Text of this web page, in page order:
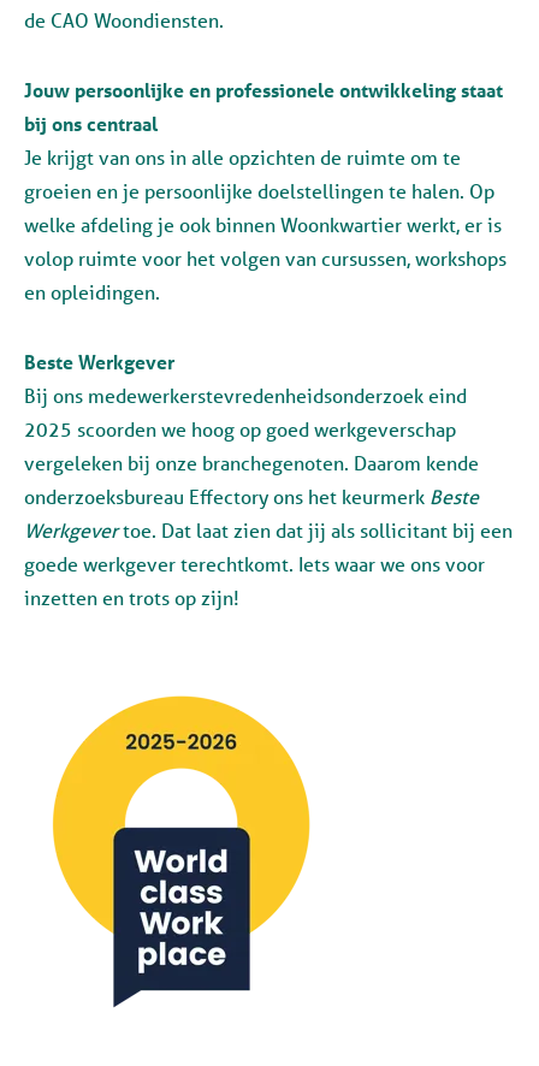
de CAO Woondiensten.
Jouw persoonlijke en professionele ontwikkeling staat
bij ons centraal
Je krijgt van ons in alle opzichten de ruimte om te
groeien en je persoonlijke doelstellingen te halen. Op
welke afdeling je ook binnen Woonkwartier werkt, er is
volop ruimte voor het volgen van cursussen, workshops
en opleidingen.
Beste Werkgever
Bij ons medewerkerstevredenheidsonderzoek eind
2025 scoorden we hoog op goed werkgeverschap
vergeleken bij onze branchegenoten. Daarom kende
onderzoeksbureau Effectory ons het keurmerk Beste
Werkgevertoe. Dat laat zien dat jij als sollicitant bij een
goede werkgever terechtkomt. Iets waar we ons voor
inzetten en trots op zijn!